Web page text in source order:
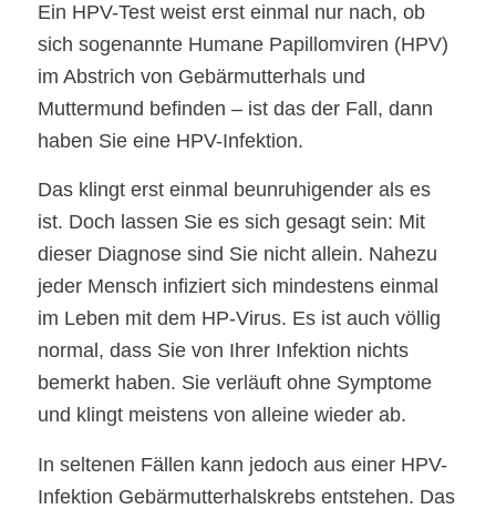
Ein HPV-Test weist erst einmal nur nach, ob
sich sogenannte Humane Papillomviren (HPV)
im Abstrich von Gebärmutterhals und
Muttermund befinden – ist das der Fall, dann
haben Sie eine HPV-Infektion.
Das klingt erst einmal beunruhigender als es
ist. Doch lassen Sie es sich gesagt sein: Mit
dieser Diagnose sind Sie nicht allein. Nahezu
jeder Mensch infiziert sich mindestens einmal
im Leben mit dem HP-Virus. Es ist auch völlig
normal, dass Sie von Ihrer Infektion nichts
bemerkt haben. Sie verläuft ohne Symptome
und klingt meistens von alleine wieder ab.
In seltenen Fällen kann jedoch aus einer HPV-
Infektion Gebärmutterhalskrebs entstehen. Das